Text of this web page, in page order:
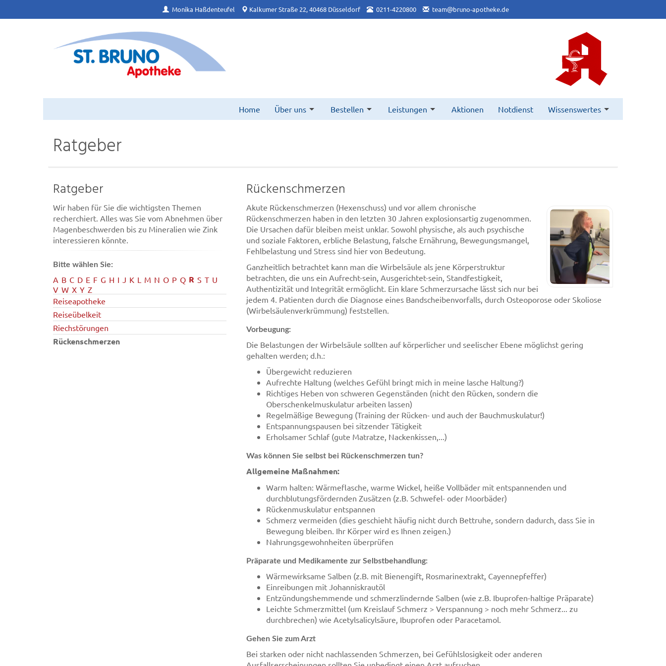
Monika Haßdenteufel Kalkumer Straße 22, 40468 Düsseldorf 0211-4220800 team@bruno-apotheke.de
Home Über uns Bestellen Leistungen Aktionen Notdienst Wissenswertes
Ratgeber
Ratgeber
Wir haben für Sie die wichtigsten Themen
recherchiert. Alles was Sie vom Abnehmen über
Magenbeschwerden bis zu Mineralien wie Zink
interessieren könnte.
Bitte wählen Sie:
A B C D E F G H I J K L M N O P Q R S T U
V W X Y Z
Reiseapotheke
Reiseübelkeit
Riechstörungen
Rückenschmerzen
Rückenschmerzen
Akute Rückenschmerzen (Hexenschuss) und vor allem chronische
Rückenschmerzen haben in den letzten 30 Jahren explosionsartig zugenommen.
Die Ursachen dafür bleiben meist unklar. Sowohl physische, als auch psychische
und soziale Faktoren, erbliche Belastung, falsche Ernährung, Bewegungsmangel,
Fehlbelastung und Stress sind hier von Bedeutung.
Ganzheitlich betrachtet kann man die Wirbelsäule als jene Körperstruktur
betrachten, die uns ein Aufrecht-sein, Ausgerichtet-sein, Standfestigkeit,
Authentizität und Integrität ermöglicht. Ein klare Schmerzursache lässt sich nur bei
jedem 4. Patienten durch die Diagnose eines Bandscheibenvorfalls, durch Osteoporose oder Skoliose
(Wirbelsäulenverkrümmung) feststellen.
Vorbeugung:
Die Belastungen der Wirbelsäule sollten auf körperlicher und seelischer Ebene möglichst gering
gehalten werden; d.h.:
Übergewicht reduzieren
Aufrechte Haltung (welches Gefühl bringt mich in meine lasche Haltung?)
Richtiges Heben von schweren Gegenständen (nicht den Rücken, sondern die
Oberschenkelmuskulatur arbeiten lassen)
Regelmäßige Bewegung (Training der Rücken- und auch der Bauchmuskulatur!)
Entspannungspausen bei sitzender Tätigkeit
Erholsamer Schlaf (gute Matratze, Nackenkissen,...)
Was können Sie selbst bei Rückenschmerzen tun?
Allgemeine Maßnahmen:
Warm halten: Wärmeflasche, warme Wickel, heiße Vollbäder mit entspannenden und
durchblutungsfördernden Zusätzen (z.B. Schwefel- oder Moorbäder)
Rückenmuskulatur entspannen
Schmerz vermeiden (dies geschieht häufig nicht durch Bettruhe, sondern dadurch, dass Sie in
Bewegung bleiben. Ihr Körper wird es Ihnen zeigen.)
Nahrungsgewohnheiten überprüfen
Präparate und Medikamente zur Selbstbehandlung:
Wärmewirksame Salben (z.B. mit Bienengift, Rosmarinextrakt, Cayennepfeffer)
Einreibungen mit Johanniskrautöl
Entzündungshemmende und schmerzlindernde Salben (wie z.B. Ibuprofen-haltige Präparate)
Leichte Schmerzmittel (um Kreislauf Schmerz > Verspannung > noch mehr Schmerz... zu
durchbrechen) wie Acetylsalicylsäure, Ibuprofen oder Paracetamol.
Gehen Sie zum Arzt
Bei starken oder nicht nachlassenden Schmerzen, bei Gefühlslosigkeit oder anderen